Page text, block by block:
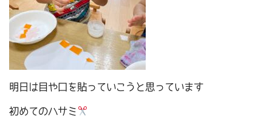
明日は目や口を貼っていこうと思っています
初めてのハサミ